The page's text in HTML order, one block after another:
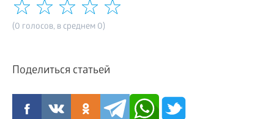
(0 голосов, в среднем 0)
Поделиться статьей